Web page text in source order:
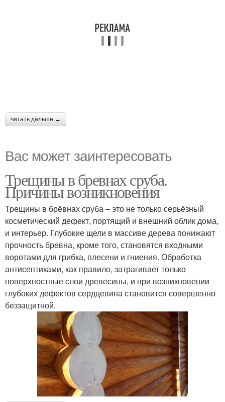
читать дальше →
Вас может заинтересовать
Трещины в бревнах сруба.
Причины возникновения
Трещины в брёвнах сруба – это не только серьёзный
косметический дефект, портящий и внешний облик дома,
и интерьер. Глубокие щели в массиве дерева понижают
прочность бревна, кроме того, становятся входными
воротами для грибка, плесени и гниения. Обработка
антисептиками, как правило, затрагивает только
поверхностные слои древесины, и при возникновении
глубоких дефектов сердцевина становится совершенно
беззащитной.